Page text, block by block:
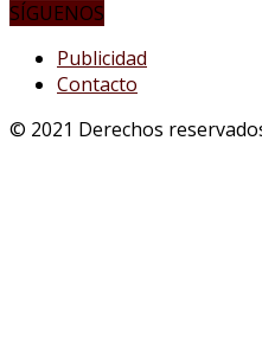
SÍGUENOS
Publicidad
Contacto
© 2021 Derechos